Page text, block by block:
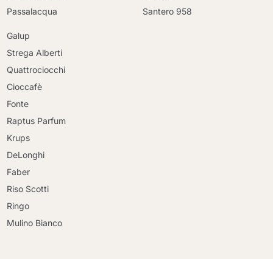
Passalacqua
Santero 958
Galup
Strega Alberti
Quattrociocchi
Cioccafè
Fonte
Raptus Parfum
Krups
DeLonghi
Faber
Riso Scotti
Ringo
Mulino Bianco